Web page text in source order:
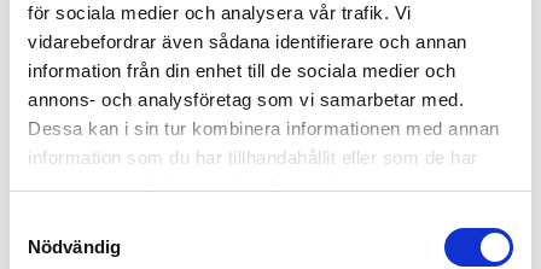
för sociala medier och analysera vår trafik. Vi
vidarebefordrar även sådana identifierare och annan
information från din enhet till de sociala medier och
annons- och analysföretag som vi samarbetar med.
Dessa kan i sin tur kombinera informationen med annan
information som du har tillhandahållit eller som de har
samlat in när du har använt deras tjänster.
Nödvändig